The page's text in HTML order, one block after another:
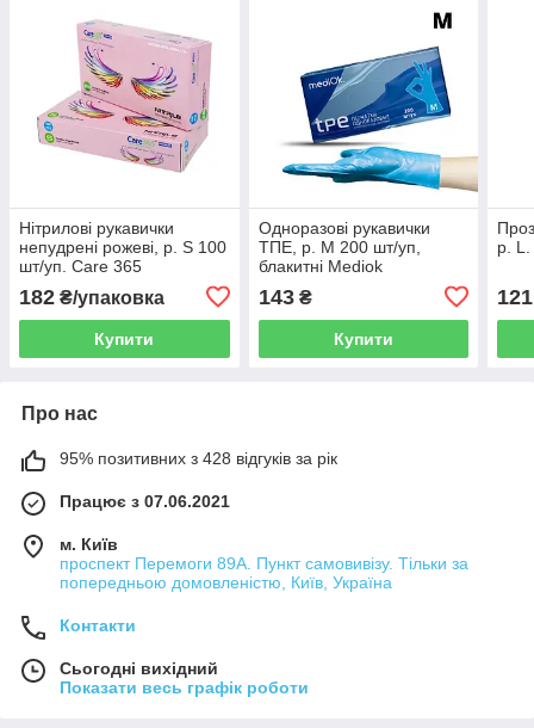
Нітрилові рукавички
непудрені рожеві, р. S 100
шт/уп. Care 365
182 ₴/упаковка
Купити
Одноразові рукавички
ТПЕ, р. М 200 шт/уп,
блакитні Mediok
143₴
Купити
р.
121
Про нас
95% позитивних з 428 відгуків за рік
Працює з 07.06.2021
м. Київ
проспект Перемоги 89А. Пункт самовивізу. Тільки за
попередньою домовленістю, Київ, Україна
Контакти
Сьогодні вихідний
Показати весь графік роботи